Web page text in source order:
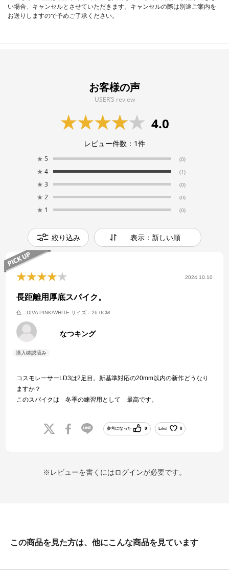
い場合、キャンセルとさせていただきます。キャンセルの際は別途ご案内を
お送りしますので予めご了承ください。
お客様の声
USER’S review
4.0
レビュー件数： 1件
★ 5 (0)
★ 4 (1)
★ 3 (0)
★ 2 (0)
★ 1 (0)
絞り込み 表示：新しい順
2024.10.10
長距離用厚底スパイク。
色：DIVA PINK/WHITE サイズ：26.0CM
なつキング
コスモレーサーLD3は2足目。新基準対応の20mm以内の新作どうなり
ますか？
このスパイクは 冬季の練習用として 最高です。
参考になった 0 Like! 0
※レビューを書くにはログインが必要です。
この商品を見た方は、他にこんな商品を見ています